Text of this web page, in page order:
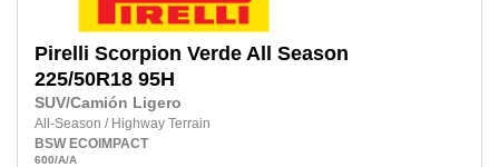
Pirelli Scorpion Verde All Season
225/50R18 95H
SUV/Camión Ligero
All-Season / Highway Terrain
BSW ECOIMPACT
600/A/A